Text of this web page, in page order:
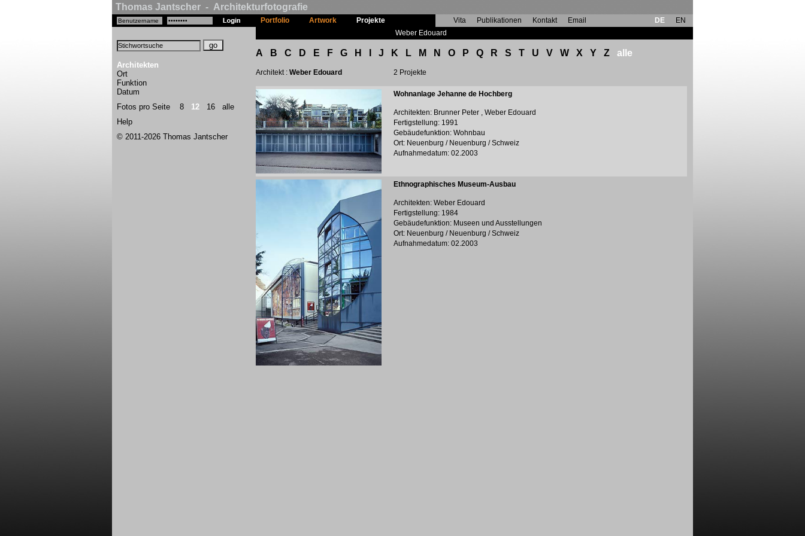
Thomas Jantscher - Architekturfotografie
Architekten
Ort
Funktion
Datum
Fotos pro Seite 8 12 16
alle
Help
© 2011-2026 Thomas Jantscher
Portfolio Artwork Projekte Vita Publikationen Kontakt Email DE
EN
Weber Edouard
A B C D E F G H J K L M N O P Q R S T U V W X Y Z alle
Architekt : Weber Edouard 2 Projekte
Wohnanlage Jehanne de Hochberg
Architekten: Brunner Peter , Weber Edouard
Fertigstellung: 1991
Gebäudefunktion: Wohnbau
Ort: Neuenburg / Neuenburg / Schweiz
Aufnahmedatum: 02.2003
Ethnographisches Museum-Ausbau
Architekten: Weber Edouard
Fertigstellung: 1984
Gebäudefunktion: Museen und Ausstellungen
Ort: Neuenburg / Neuenburg / Schweiz
Aufnahmedatum: 02.2003